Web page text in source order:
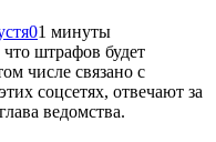
01 минуты
штрафов будет
числе связано с
соцсетях, отвечают за
ведомства.